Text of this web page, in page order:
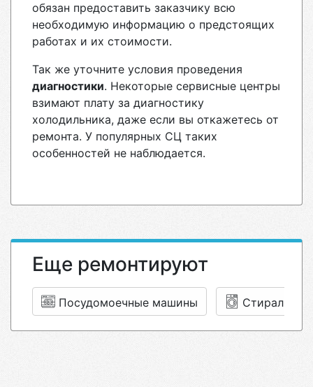
обязан предоставить заказчику всю
необходимую информацию о предстоящих
работах и их стоимости.
Так же уточните условия проведения
диагностики. Некоторые сервисные центры
взимают плату за диагностику
холодильника, даже если вы откажетесь от
ремонта. У популярных СЦ таких
особенностей не наблюдается.
Еще ремонтируют
Посудомоечные машины